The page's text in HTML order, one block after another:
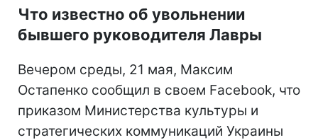
Что известно об увольнении
бывшего руководителя Лавры
Вечером среды, 21 мая, Максим
Остапенко сообщил в своем Facebook, что
приказом Министерства культуры и
стратегических коммуникаций Украины